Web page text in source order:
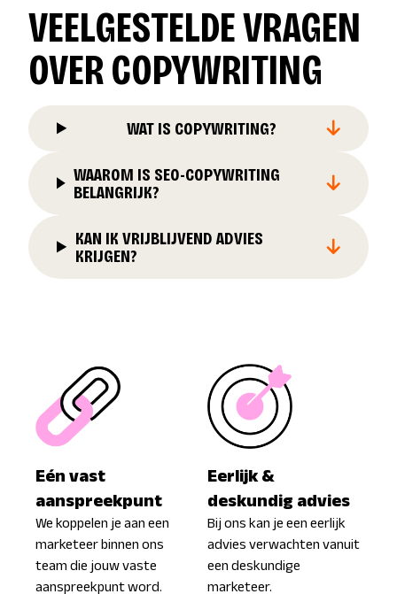
VEELGESTELDE VRAGEN
OVER COPYWRITING
WAT IS COPYWRITING?
WAAROM IS SEO-COPYWRITING
BELANGRIJK?
KAN IK VRIJBLIJVEND ADVIES
KRIJGEN?
Eén vast
aanspreekpunt
We koppelen je aan een
marketeer binnen ons
team die jouw vaste
aanspreekpunt word.
Eerlijk &
deskundig advies
Bij ons kan je een eerlijk
advies verwachten vanuit
een deskundige
marketeer.